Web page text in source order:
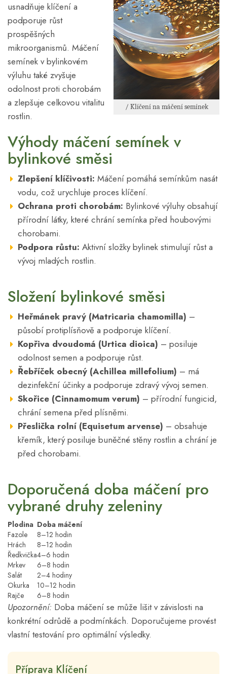
/ Klíčení na máčení semínek
usnadňuje klíčení a
podporuje růst
prospěšných
mikroorganismů. Máčení
semínek v bylinkovém
výluhu také zvyšuje
odolnost proti chorobám
a zlepšuje celkovou vitalitu
rostlin.
Výhody máčení semínek v
bylinkové směsi
Zlepšení klíčivosti: Máčení pomáhá semínkům nasát
vodu, což urychluje proces klíčení.
Ochrana proti chorobám: Bylinkové výluhy obsahují
přírodní látky, které chrání semínka před houbovými
chorobami.
Podpora růstu: Aktivní složky bylinek stimulují růst a
vývoj mladých rostlin.
Složení bylinkové směsi
Heřmánek pravý (Matricaria chamomilla) –
působí protiplísňově a podporuje klíčení.
Kopřiva dvoudomá (Urtica dioica) – posiluje
odolnost semen a podporuje růst.
Řebříček obecný (Achillea millefolium) – má
dezinfekční účinky a podporuje zdravý vývoj semen.
Skořice (Cinnamomum verum) – přírodní fungicid,
chrání semena před plísněmi.
Přeslička rolní (Equisetum arvense) – obsahuje
křemík, který posiluje buněčné stěny rostlin a chrání je
před chorobami.
Doporučená doba máčení pro
vybrané druhy zeleniny
Plodina Doba máčení
Fazole
8–12 hodin
Hrách
8–12 hodin
Ředkvička4–6 hodin
Mrkev
6–8 hodin
Salát
2–4 hodiny
Okurka
10–12 hodin
Rajče
6–8 hodin
Upozornění: Doba máčení se může lišit v závislosti na
konkrétní odrůdě a podmínkách. Doporučujeme provést
vlastní testování pro optimální výsledky.
Příprava Klíčení